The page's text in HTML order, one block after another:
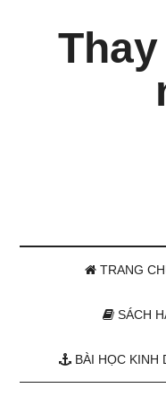
TRANG
SÁCH
BÀI HỌC KINH